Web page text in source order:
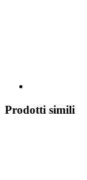
Prodotti simili